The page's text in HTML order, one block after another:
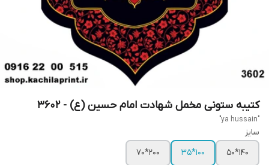
کتیبه ستونی مخمل شهادت امام حسین (ع) - 3602
"ya hussain"
سایز
140*50
100*35
200*70